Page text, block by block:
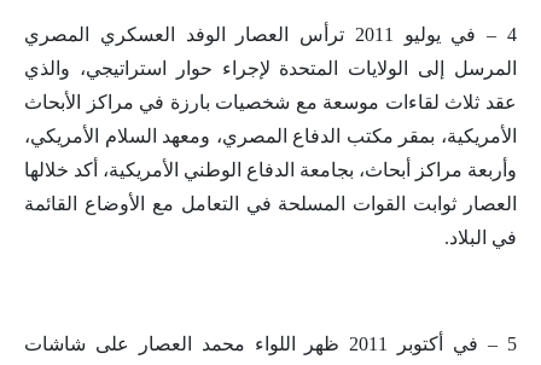
4 – في يوليو 2011 ترأس العصار الوفد العسكري المصري
المرسل إلى الولايات المتحدة لإجراء حوار استراتيجي، والذي
عقد ثلاث لقاءات موسعة مع شخصيات بارزة في مراكز الأبحاث
الأمريكية، بمقر مكتب الدفاع المصري، ومعهد السلام الأمريكي،
وأربعة مراكز أبحاث، بجامعة الدفاع الوطني الأمريكية، أكد خلالها
العصار ثوابت القوات المسلحة في التعامل مع الأوضاع القائمة
في البلاد.
5 – في أكتوبر 2011 ظهر اللواء محمد العصار على شاشات